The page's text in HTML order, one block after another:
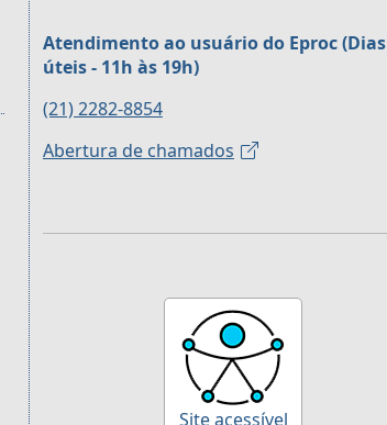
Atendimento ao usuário do Eproc (Dias
úteis - 11h às 19h)
(21) 2282-8854
Abertura de chamados
Site acessível